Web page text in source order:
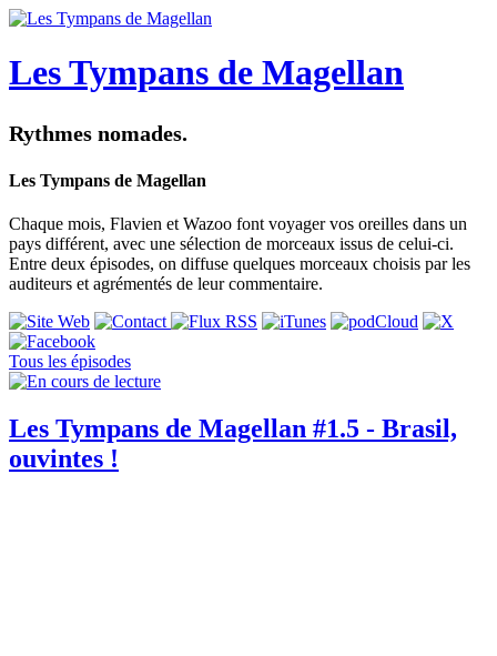
Les Tympans de Magellan
Rythmes nomades.
Les Tympans de Magellan
Chaque mois, Flavien et Wazoo font voyager vos oreilles dans un
pays différent, avec une sélection de morceaux issus de celui-ci.
Entre deux épisodes, on diffuse quelques morceaux choisis par les
auditeurs et agrémentés de leur commentaire.
Tous les épisodes
Les Tympans de Magellan #1.5 - Brasil,
ouvintes !